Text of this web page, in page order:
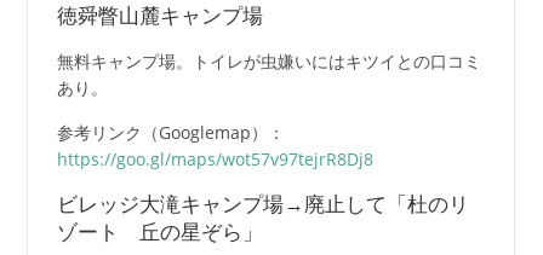
徳舜瞥山麓キャンプ場
無料キャンプ場。トイレが虫嫌いにはキツイとの口コミ
あり。
参考リンク（Googlemap）：
https://goo.gl/maps/wot57v97tejrR8Dj8
ビレッジ大滝キャンプ場→廃止して「杜のリ
ゾート 丘の星ぞら」